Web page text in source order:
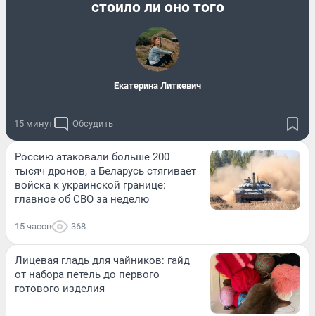
стоило ли оно того
Екатерина Литкевич
15 минут Обсудить
Россию атаковали больше 200
тысяч дронов, а Беларусь стягивает
войска к украинской границе:
главное об СВО за неделю
15 часов 368
Лицевая гладь для чайников: гайд
от набора петель до первого
готового изделия